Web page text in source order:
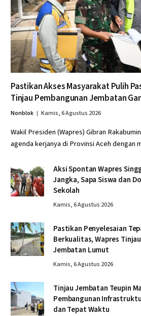
Pastikan Akses Masyarakat Pulih
Tinjau Pembangunan Jembatan
Nonblok Kamis, 6 Agustus 2026
Wakil Presiden (Wapres) Gibran
agenda kerjanya di Provinsi Aceh dengan
Aksi Spontan Wapres
Jangka, Sapa Siswa dan
Sekolah
Kamis, 6 Agustus 2026
Pastikan Penyelesaian
Berkualitas, Wapres
Jembatan Lumut
Kamis, 6 Agustus 2026
Tinjau Jembatan Teupin
Pembangunan
dan Tepat Waktu